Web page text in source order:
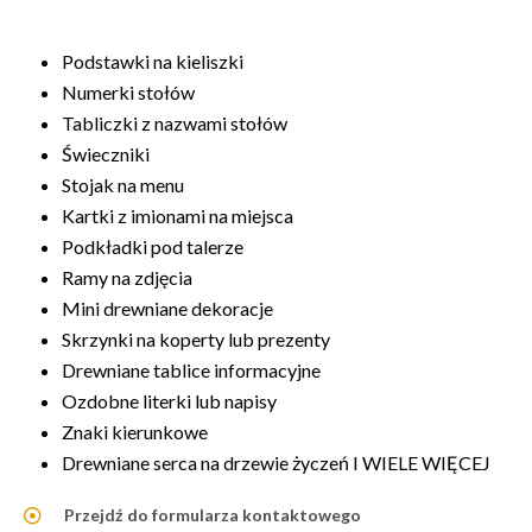
Podstawki na kieliszki
Numerki stołów
Tabliczki z nazwami stołów
Świeczniki
Stojak na menu
Kartki z imionami na miejsca
Podkładki pod talerze
Ramy na zdjęcia
Mini drewniane dekoracje
Skrzynki na koperty lub prezenty
Drewniane tablice informacyjne
Ozdobne literki lub napisy
Znaki kierunkowe
Drewniane serca na drzewie życzeń I WIELE WIĘCEJ
Przejdź do formularza kontaktowego